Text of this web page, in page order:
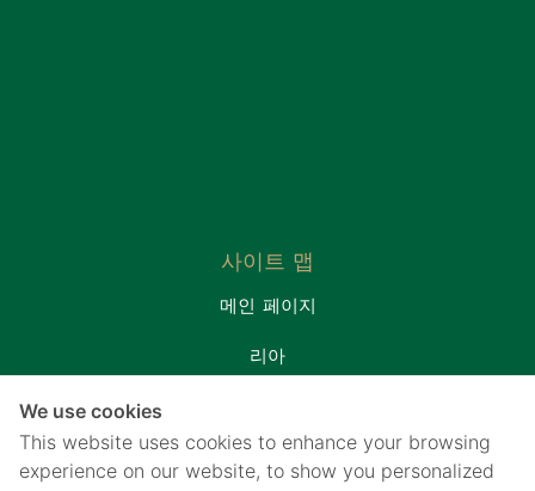
사이트 맵
메인 페이지
리아
연락처
We use cookies
This website uses cookies to enhance your browsing
experience on our website, to show you personalized